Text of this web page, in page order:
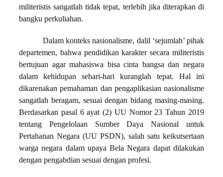
militeristis sangatlah tidak tepat, terlebih jika diterapkan di
bangku perkuliahan.
Dalam konteks nasionalisme, dalil ‘sejumlah’ pihak
departemen, bahwa pendidikan karakter secara militeristis
bertujuan agar mahasiswa bisa cinta bangsa dan negara
dalam kehidupan sehari-hari kuranglah tepat. Hal ini
dikarenakan pemahaman dan pengaplikasian nasionalisme
sangatlah beragam, sesuai dengan bidang masing-masing.
Berdasarkan pasal 6 ayat (2) UU Nomor 23 Tahun 2019
tentang Pengelolaan Sumber Daya Nasional untuk
Pertahanan Negara (UU PSDN), salah satu keikutsertaan
warga negara dalam upaya Bela Negara dapat dilakukan
dengan pengabdian sesuai dengan profesi.